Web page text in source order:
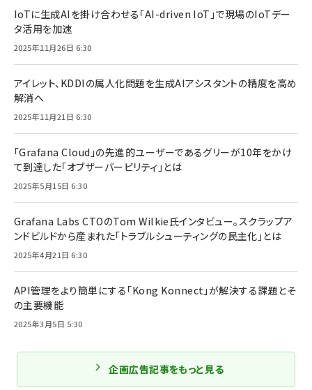
IoTに生成AIを掛け合わせる「AI-driven IoT」で現場のIoTデー
タ活用を加速
2025年11月26日 6:30
アイレット、KDDIの属人化問題を生成AIアシスタントの精度を高め
解消へ
2025年11月21日 6:30
「Grafana Cloud」の先進的ユーザーであるグリーが10年をかけ
て到達した「オブザーバービリティ」とは
2025年5月15日 6:30
Grafana Labs CTOのTom Wilkie氏インタビュー。スクラップア
ンドビルドから産まれた「トラブルシューティングの民主化」とは
2025年4月21日 6:30
API管理をより簡単にする「Kong Konnect」が解決する課題とそ
の主要機能
2025年3月5日 5:30
企画広告記事をもっと見る